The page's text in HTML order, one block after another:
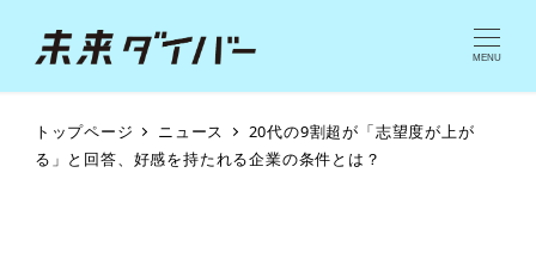
MENU
トップページ ニュース
20代の9割超が「志望度が上が
る」と回答、好感を持たれる企業の条件とは？